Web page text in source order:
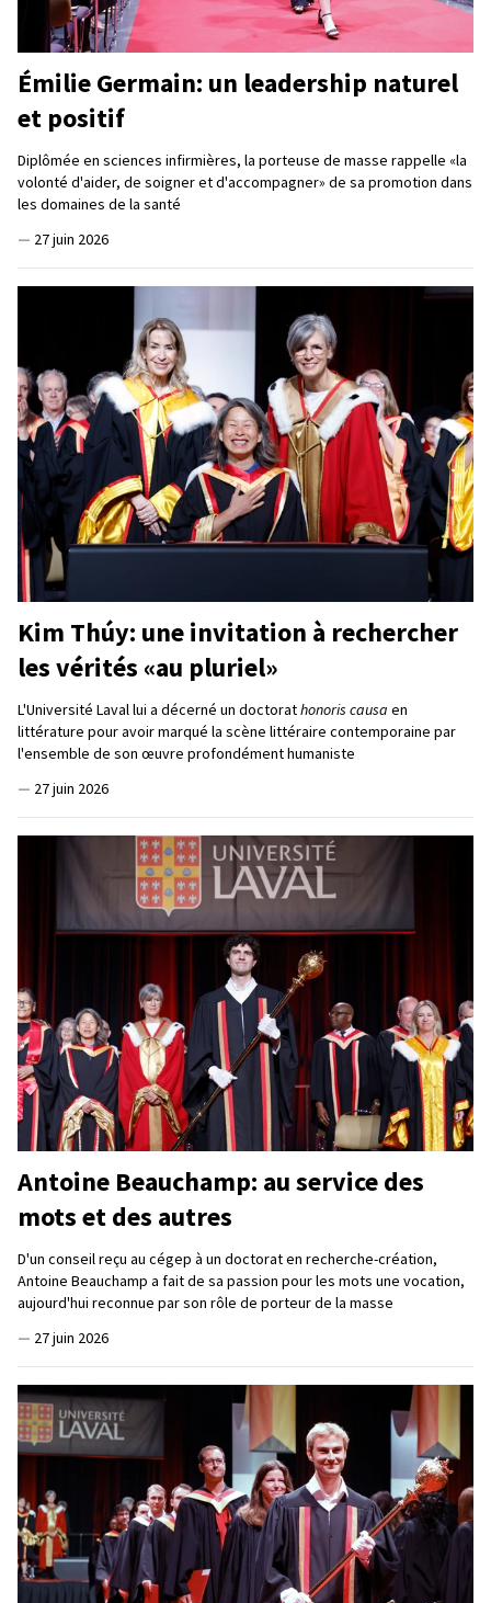
Émilie Germain: un leadership naturel
et positif
Diplômée en sciences infirmières, la porteuse de masse rappelle «la
volonté d'aider, de soigner et d'accompagner» de sa promotion dans
les domaines de la santé
— 27 juin 2026
Kim Thúy: une invitation à rechercher
les vérités «au pluriel»
L'Université Laval lui a décerné un doctorathonoris causa en
littérature pour avoir marqué la scène littéraire contemporaine par
l'ensemble de son œuvre profondément humaniste
— 27 juin 2026
Antoine Beauchamp: au service des
mots et des autres
D'un conseil reçu au cégep à un doctorat en recherche-création,
Antoine Beauchamp a fait de sa passion pour les mots une vocation,
aujourd'hui reconnue par son rôle de porteur de la masse
— 27 juin 2026